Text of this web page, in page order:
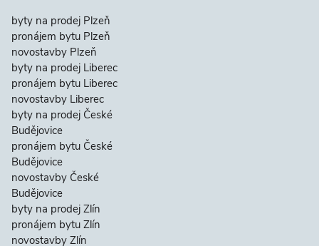
byty na prodej Plzeň
pronájem bytu Plzeň
novostavby Plzeň
byty na prodej Liberec
pronájem bytu Liberec
novostavby Liberec
byty na prodej České
Budějovice
pronájem bytu České
Budějovice
novostavby České
Budějovice
byty na prodej Zlín
pronájem bytu Zlín
novostavby Zlín